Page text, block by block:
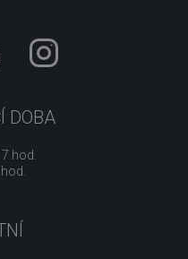
DOBA
hod.